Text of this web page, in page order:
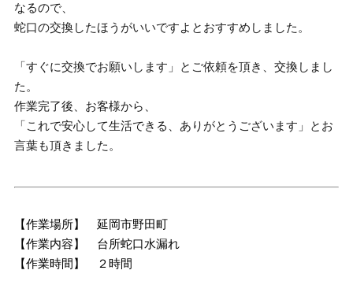
なるので、
蛇口の交換したほうがいいですよとおすすめしました。
「すぐに交換でお願いします」とご依頼を頂き、交換しまし
た。
作業完了後、お客様から、
「これで安心して生活できる、ありがとうございます」とお
言葉も頂きました。
【作業場所】 延岡市野田町
【作業内容】 台所蛇口水漏れ
【作業時間】 ２時間